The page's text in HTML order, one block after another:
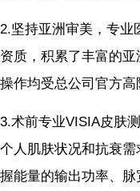
2.坚持亚洲审美，专业
资质，积累了丰富的
操作均受总公司官方高
3.术前专业VISIA皮肤
个人肌肤状况和抗衰
握能量的输出功率、